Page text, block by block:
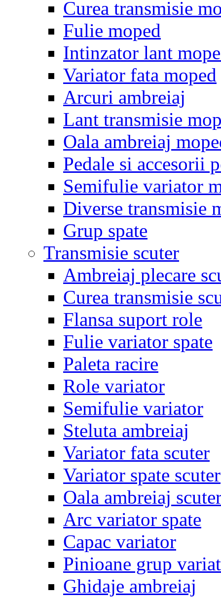
Curea transmisie
Fulie moped
Intinzator lant
Variator fata moped
Arcuri ambreiaj
Lant transmisie
Oala ambreiaj
Pedale si accesorii
Semifulie variator
Diverse transmisie
Grup spate
Transmisie scuter
Ambreiaj plecare
Curea transmisie
Flansa suport role
Fulie variator spate
Paleta racire
Role variator
Semifulie variator
Steluta ambreiaj
Variator fata scuter
Variator spate scuter
Oala ambreiaj
Arc variator spate
Capac variator
Pinioane grup
Ghidaje ambreiaj